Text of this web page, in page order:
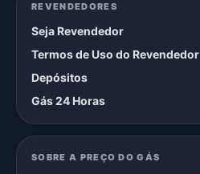
REVENDEDORES
Seja Revendedor
Termos de Uso do Revendedor
Depósitos
Gás 24 Horas
SOBRE A PREÇO DO GÁS